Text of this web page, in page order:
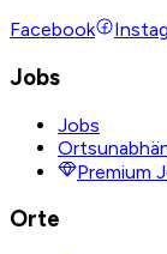
Facebook
Jobs
Jobs
Premium
Orte